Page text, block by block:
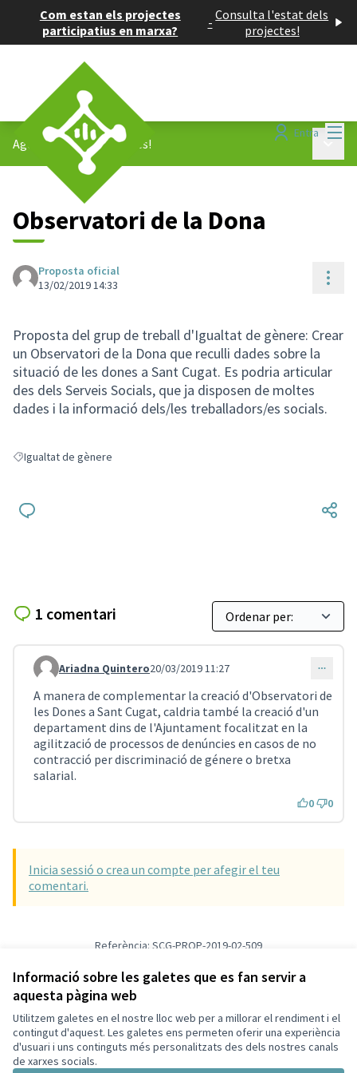
Informació sobre les galetes que es fan servir a
aquesta pàgina web
Utilitzem galetes en el nostre lloc web per a millorar el rendiment i el
contingut d'aquest. Les galetes ens permeten oferir una experiència
d'usuari i uns continguts més personalitzats des dels nostres canals
de xarxes socials.
Com estan els projectes
participatius en marxa?
- Consulta l'estat dels
projectes!
Entra
Agenda 2030/Propostes!
Observatori de la Dona
Proposta oficial
13/02/2019 14:33
Proposta del grup de treball d'Igualtat de gènere: Crear
un Observatori de la Dona que reculli dades sobre la
situació de les dones a Sant Cugat. Es podria articular
des dels Serveis Socials, que ja disposen de moltes
dades i la informació dels/les treballadors/es socials.
Resultats en filtrar per: Igualtat de gènere
Igualtat de gènere
1 comentari
Comentari 112
Ariadna Quintero20/03/2019 11:27
A manera de complementar la creació d'Observatori de
les Dones a Sant Cugat, caldria també la creació d'un
departament dins de l'Ajuntament focalitzat en la
agilització de processos de denúncies en casos de no
contracció per discriminació de génere o bretxa
salarial.
0 0
Inicia sessió o crea un compte per afegir el teu
comentari.
Referència: SCG-PROP-2019-02-509
Verifica l'empremta digital
Termes i condicions d'ús
Configuració de les galetes
Decidim Sant Cugat a X
Decidim Sant Cugat a Facebook
Decidim Sant Cugat a Instagram
Decidim Sant Cugat a GitHub